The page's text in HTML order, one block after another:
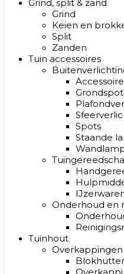
Grind, split & zand
Grind
Keien en
Split
Zanden
Tuin accessoires
Spots
Staande
Onderhoud en
Tuinhout
Overkappingen